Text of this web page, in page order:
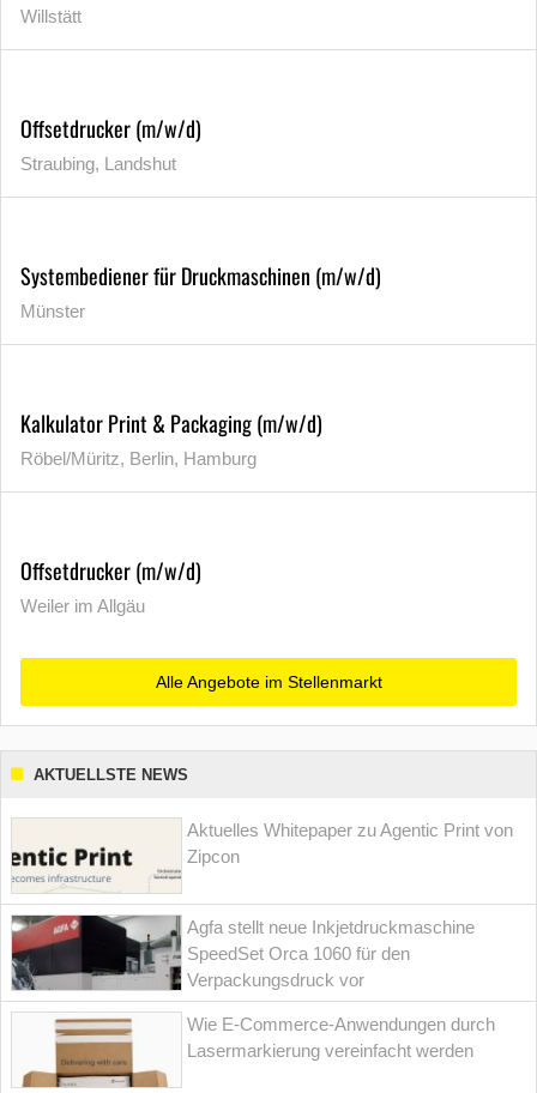
Willstätt
Offsetdrucker (m/w/d)
Straubing, Landshut
Systembediener für Druckmaschinen (m/w/d)
Münster
Kalkulator Print & Packaging (m/w/d)
Röbel/Müritz, Berlin, Hamburg
Offsetdrucker (m/w/d)
Weiler im Allgäu
Alle Angebote im Stellenmarkt
AKTUELLSTE NEWS
Aktuelles Whitepaper zu Agentic Print von
Zipcon
Agfa stellt neue Inkjetdruckmaschine
SpeedSet Orca 1060 für den
Verpackungsdruck vor
Wie E-Commerce-Anwendungen durch
Lasermarkierung vereinfacht werden